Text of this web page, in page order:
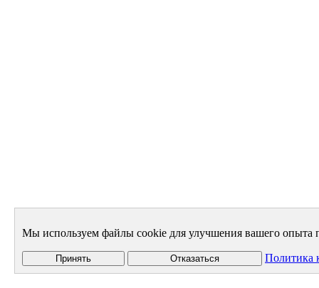
Мы используем файлы cookie для улучшения вашего опыта
Принять Отказаться Политика